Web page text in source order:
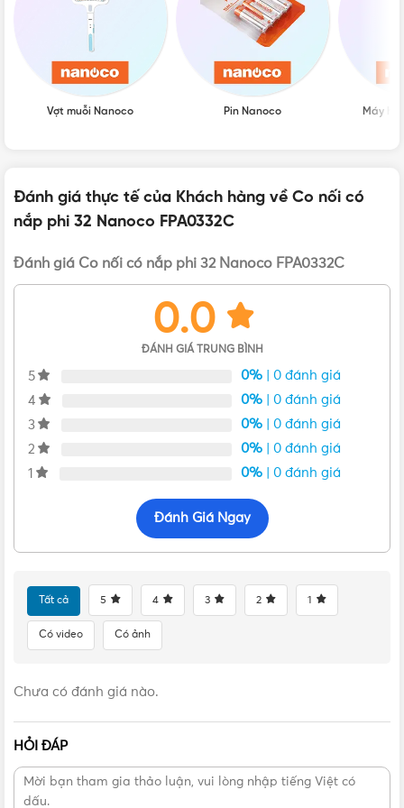
Mặt trước của Co nối có nắp cho ống Ø32 Nanoco FPA0332C
Dòng sản phẩm:Co nối có nắp
Đường kính: Ø32 mm
Đóng gói: 32 cái/bao
Đặc điểm nổi bật của Co nối FPA0332C
Co nối Ø32 Nanoco FPA0332C có thiết kế nắp đậy giúp dễ dàng
kiểm tra, bảo trì dây điện bên trong
Vợt muỗi Nanoco Pin Nanoco Máy
Đánh giá thực tế của Khách hàng về Co nối có
nắp phi 32 Nanoco FPA0332C
Đánh giá Co nối có nắp phi 32 Nanoco FPA0332C
0.0
ĐÁNH GIÁ TRUNG BÌNH
5 0% | 0 đánh giá
4
0% | 0 đánh giá
3
0% | 0 đánh giá
2
0% | 0 đánh giá
1
0% | 0 đánh giá
Đánh Giá Ngay
Tất cả 5 4 3 2 1
Có video Có ảnh
Chưa có đánh giá nào.
HỎI ĐÁP